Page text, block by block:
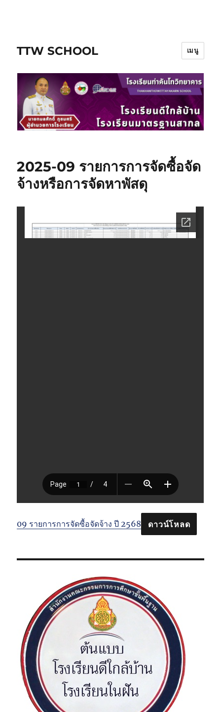
บทความ
TTW SCHOOL เมนู
2025-09 รายการการจัดซื้อจัด
จ้างหรือการจัดหาพัสดุ
09 รายการการจัดซื้อจัดจ้าง ปี 2568 ดาวน์โหลด